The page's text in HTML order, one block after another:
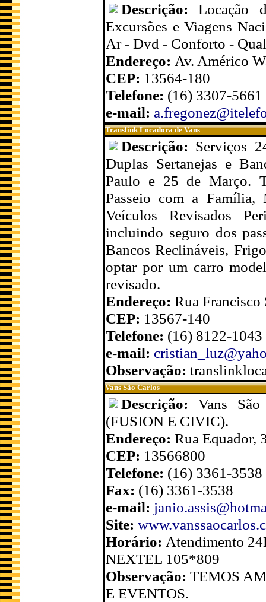
Descrição:Locação
Excursões e Viagens
Ar - Dvd - Conforto -
Endereço: Av. Américo
CEP: 13564-180
Telefone: (16) 3307-
e-mail:
Translink Locadora de Vans
Descrição: Serviços
Duplas Sertanejas e
Paulo e 25 de Março.
Passeio com a
Veículos Revisados
incluindo seguro dos
Bancos Reclináveis,
optar por um carro
revisado.
Endereço: Rua Francisco
CEP: 13567-140
Telefone: (16) 8122-
e-mail:
Observação:
Vans São Carlos
Descrição: Vans
(FUSION E CIVIC).
Endereço: Rua Equador,
CEP: 13566800
Telefone: (16) 3361-
Fax: (16) 3361-3538
e-mail:
Site:
Horário: Atendimento
NEXTEL 105*809
Observação: TEMOS
E EVENTOS.